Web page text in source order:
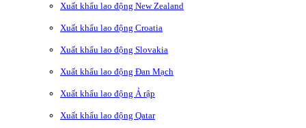
Xuất khẩu lao động New Zealand
Xuất khẩu lao động Croatia
Xuất khẩu lao động Slovakia
Xuất khẩu lao động Đan Mạch
Xuất khẩu lao động Ả rập
Xuất khẩu lao động Qatar